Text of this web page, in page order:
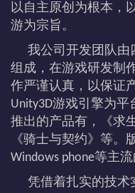
以自主原创为根本，
游为宗旨。
我公司开发团队由
组成，在游戏研发制
作严谨认真，以保证
Unity3D游戏引擎为
推出的产品有，《求
《骑士与契约》等。
Windows phone等主
凭借着扎实的技术